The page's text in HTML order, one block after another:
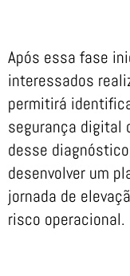
Após essa fase
interessados
permitirá
segurança digital
desse
desenvolver um
jornada de
risco operacional.